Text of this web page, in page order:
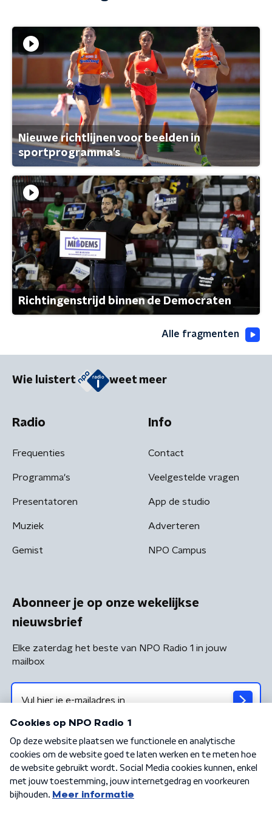
Nieuwe richtlijnen voor beelden in
sportprogramma's
Richtingenstrijd binnen de Democraten
Alle fragmenten
Wie luistert weet meer
Radio
Frequenties
Programma's
Presentatoren
Muziek
Gemist
Info
Contact
Veelgestelde vragen
App de studio
Adverteren
NPO Campus
Abonneer je op onze wekelijkse
nieuwsbrief
Elke zaterdag het beste van NPO Radio 1 in jouw
mailbox
Algemene voorwaarden